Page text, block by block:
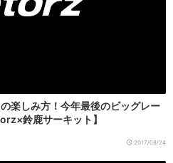
楽しみ方！今年最後のビッグレー
鈴鹿サーキット】
2017/08/24